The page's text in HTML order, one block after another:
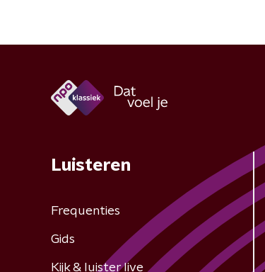
Luisteren
Frequenties
Gids
Kijk & luister live